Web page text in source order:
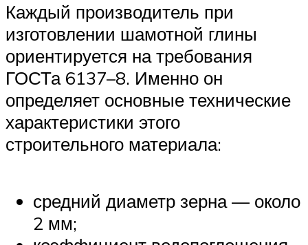
Каждый производитель при
изготовлении шамотной глины
ориентируется на требования
ГОСТа 6137–8. Именно он
определяет основные технические
характеристики этого
строительного материала:
средний диаметр зерна — около
2 мм;